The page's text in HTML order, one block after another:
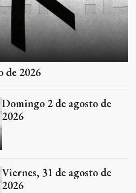
de 2026
Domingo 2 de agosto de
2026
Viernes, 31 de agosto de
2026